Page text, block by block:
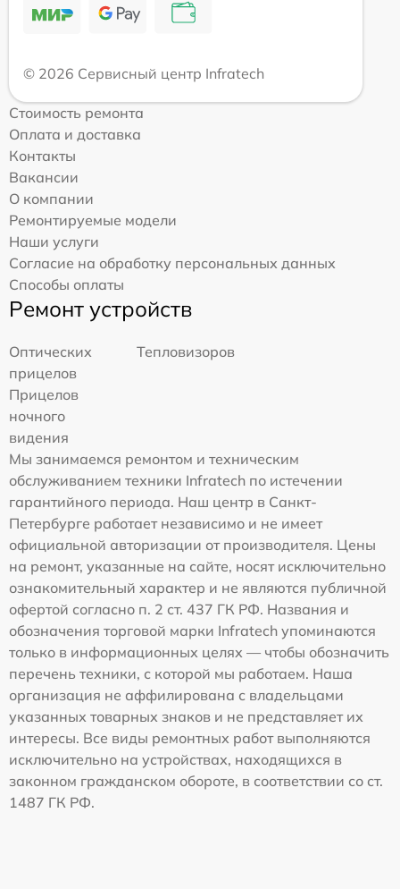
© 2026 Сервисный центр Infratech
Стоимость ремонта
Оплата и доставка
Контакты
Вакансии
О компании
Ремонтируемые модели
Наши услуги
Согласие на обработку персональных данных
Способы оплаты
Ремонт устройств
Оптических
прицелов
Тепловизоров
Прицелов
ночного
видения
Мы занимаемся ремонтом и техническим
обслуживанием техники Infratech по истечении
гарантийного периода. Наш центр в Санкт-
Петербурге работает независимо и не имеет
официальной авторизации от производителя. Цены
на ремонт, указанные на сайте, носят исключительно
ознакомительный характер и не являются публичной
офертой согласно п. 2 ст. 437 ГК РФ. Названия и
обозначения торговой марки Infratech упоминаются
только в информационных целях — чтобы обозначить
перечень техники, с которой мы работаем. Наша
организация не аффилирована с владельцами
указанных товарных знаков и не представляет их
интересы. Все виды ремонтных работ выполняются
исключительно на устройствах, находящихся в
законном гражданском обороте, в соответствии со ст.
1487 ГК РФ.